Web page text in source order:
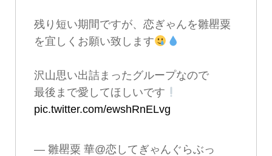
残り短い期間ですが、恋ぎゃんを雛罌粟
を宜しくお願い致します
沢山思い出詰まったグループなので
最後まで愛してほしいです
pic.twitter.com/ewshRnELvg
— 雛罌粟 華@恋してぎゃんぐらぶっ